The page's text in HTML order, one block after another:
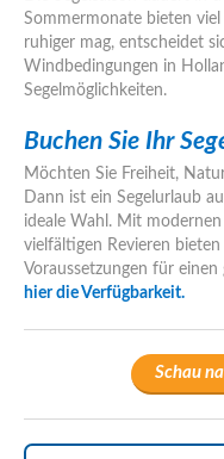
Sommermonate bieten
ruhiger mag, entscheidet
Windbedingungen in
Segelmöglichkeiten.
Buchen Sie Ihr
Möchten Sie Freiheit,
Dann ist ein Segelurlaub
ideale Wahl. Mit
vielfältigen Revieren
Voraussetzungen für einen
hier die Verfügbarkeit.
Schau